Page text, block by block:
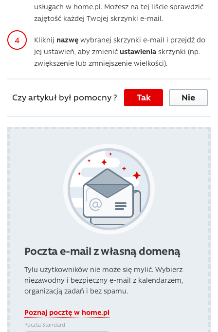
usługach w home.pl. Możesz na tej liście sprawdzić
zajętość każdej Twojej skrzynki e-mail.
Kliknij nazwę wybranej skrzynki e-mail i przejdź do
jej ustawień, aby zmienić ustawieniaskrzynki (np.
zwiększenie lub zmniejszenie wielkości).
Czy artykuł był pomocny ? Tak Nie
Poczta e-mail z własną domeną
Tylu użytkowników nie może się mylić. Wybierz
niezawodny i bezpieczny e-mail z kalendarzem,
organizacją zadań i bez spamu.
Poznaj pocztę w home.pl
Poczta Standard